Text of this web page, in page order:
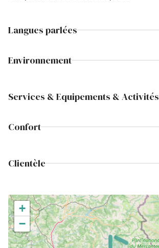
Langues parlées
Environnement
Services & Equipements & Activités
Confort
Clientèle
+
−